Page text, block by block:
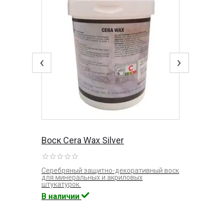
‹ ›
Воск Cera Wax Silver
Серебряный защитно-декоративный воск
для минеральных и акриловых
штукатурок.
В наличии